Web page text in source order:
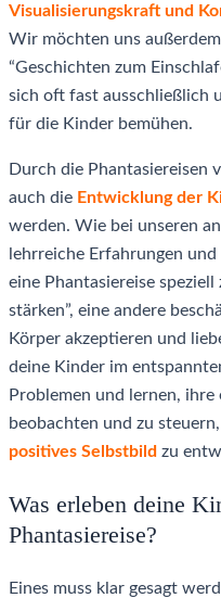
Visualisierungskraft und
Wir möchten uns
“Geschichten zum
sich oft fast ausschließlich
für die Kinder bemühen.
Durch die Phantasiereisen
auch die Entwicklung der
werden. Wie bei unseren
lehrreiche Erfahrungen
eine Phantasiereise
stärken”, eine andere
Körper akzeptieren und
deine Kinder im
Problemen und lernen, ihre
beobachten und zu
positives Selbstbild zu
Was erleben deine
Phantasiereise?
Eines muss klar gesagt